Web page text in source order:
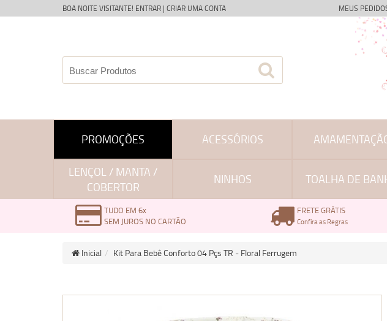
BOA NOITE VISITANTE! ENTRAR | CRIAR UMA CONTA MEUS
PROMOÇÕES ACESSÓRIOS
LENÇOL / MANTA /
COBERTOR
NINHOS TOALHA DE
TUDO EM 6x
SEM JUROS NO CARTÃO
FRETE GRÁTIS
Confira as Regras
Inicial Kit Para Bebê Conforto 04 Pçs TR - Floral Ferrugem